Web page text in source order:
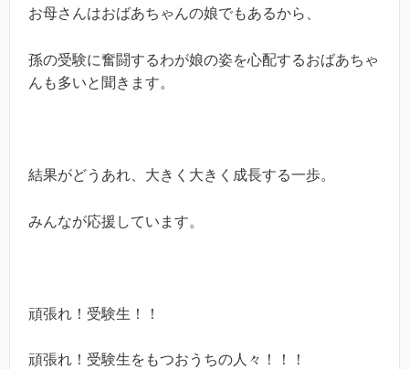
お母さんはおばあちゃんの娘でもあるから、
孫の受験に奮闘するわが娘の姿を心配するおばあちゃ
んも多いと聞きます。
結果がどうあれ、大きく大きく成長する一歩。
みんなが応援しています。
頑張れ！受験生！！
頑張れ！受験生をもつおうちの人々！！！